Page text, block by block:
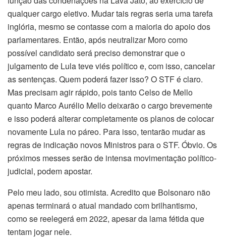
qualquer cargo eletivo. Mudar tais regras seria uma tarefa
inglória, mesmo se contasse com a maioria do apoio dos
parlamentares. Então, após neutralizar Moro como
possível candidato será preciso demonstrar que o
julgamento de Lula teve viés político e, com isso, cancelar
as sentenças. Quem poderá fazer isso? O STF é claro.
Mas precisam agir rápido, pois tanto Celso de Mello
quanto Marco Aurélio Mello deixarão o cargo brevemente
e isso poderá alterar completamente os planos de colocar
novamente Lula no páreo. Para isso, tentarão mudar as
regras de indicação novos Ministros para o STF. Óbvio. Os
próximos messes serão de intensa movimentação político-
judicial, podem apostar.
Pelo meu lado, sou otimista. Acredito que Bolsonaro não
apenas terminará o atual mandado com brilhantismo,
como se reelegerá em 2022, apesar da lama fétida que
tentam jogar nele.